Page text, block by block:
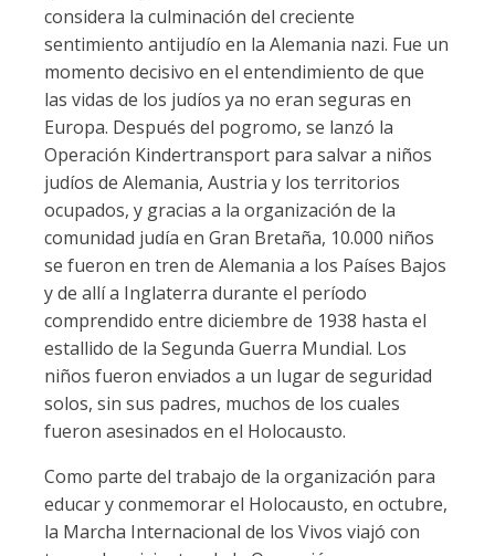
considera la culminación del creciente
sentimiento antijudío en la Alemania nazi. Fue un
momento decisivo en el entendimiento de que
las vidas de los judíos ya no eran seguras en
Europa. Después del pogromo, se lanzó la
Operación Kindertransport para salvar a niños
judíos de Alemania, Austria y los territorios
ocupados, y gracias a la organización de la
comunidad judía en Gran Bretaña, 10.000 niños
se fueron en tren de Alemania a los Países Bajos
y de allí a Inglaterra durante el período
comprendido entre diciembre de 1938 hasta el
estallido de la Segunda Guerra Mundial. Los
niños fueron enviados a un lugar de seguridad
solos, sin sus padres, muchos de los cuales
fueron asesinados en el Holocausto.
Como parte del trabajo de la organización para
educar y conmemorar el Holocausto, en octubre,
la Marcha Internacional de los Vivos viajó con